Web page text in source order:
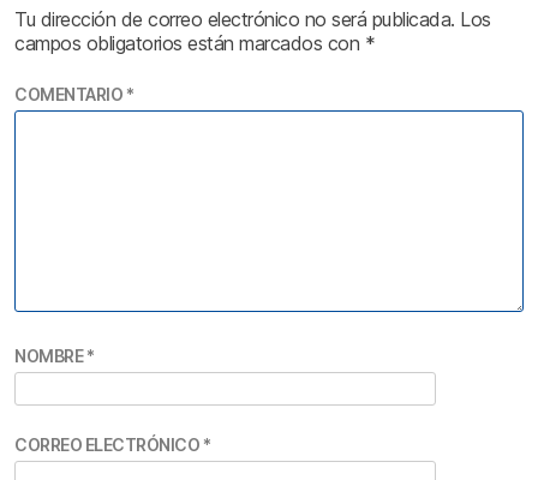
Tu dirección de correo electrónico no será publicada. Los
campos obligatorios están marcados con *
COMENTARIO *
NOMBRE*
CORREO ELECTRÓNICO *